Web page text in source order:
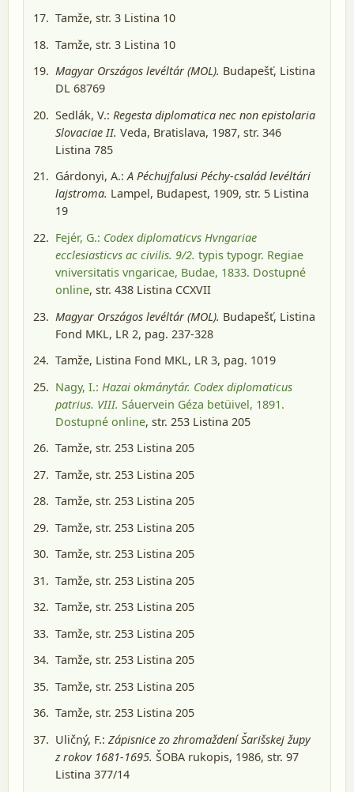
Tamže, str. 3 Listina 10
Tamže, str. 3 Listina 10
Magyar Országos levéltár (MOL). Budapešť, Listina
DL 68769
Sedlák, V.: Regesta diplomatica nec non epistolaria
Slovaciae II. Veda, Bratislava, 1987, str. 346
Listina 785
Gárdonyi, A.:A Péchujfalusi Péchy-család levéltári
lajstroma. Lampel, Budapest, 1909, str. 5 Listina
19
Fejér, G.: Codex diplomaticvs Hvngariae
ecclesiasticvs ac civilis. 9/2. typis typogr. Regiae
vniversitatis vngaricae, Budae, 1833. Dostupné
online, str. 438 Listina CCXVII
Magyar Országos levéltár (MOL). Budapešť, Listina
Fond MKL, LR 2, pag. 237-328
Tamže, Listina Fond MKL, LR 3, pag. 1019
Nagy, I.: Hazai okmánytár. Codex diplomaticus
patrius. VIII. Sáuervein Géza betüivel, 1891 .
Dostupné online, str. 253 Listina 205
Tamže, str. 253 Listina 205
Tamže, str. 253 Listina 205
Tamže, str. 253 Listina 205
Tamže, str. 253 Listina 205
Tamže, str. 253 Listina 205
Tamže, str. 253 Listina 205
Tamže, str. 253 Listina 205
Tamže, str. 253 Listina 205
Tamže, str. 253 Listina 205
Tamže, str. 253 Listina 205
Tamže, str. 253 Listina 205
Uličný, F.: Zápisnice zo zhromaždení Šarišskej župy
z rokov 1681-1695. ŠOBA rukopis, 1986, str. 97
Listina 377/14